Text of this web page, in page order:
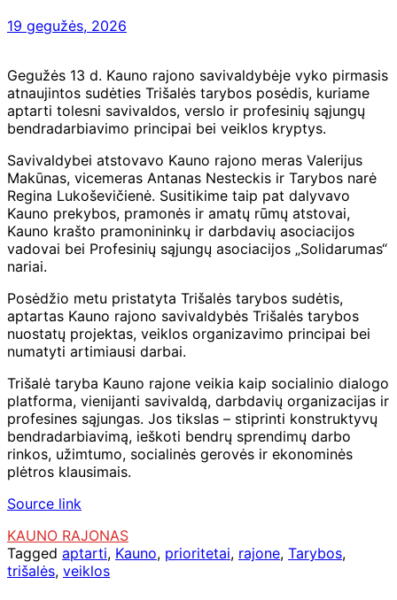
19 gegužės, 2026
Gegužės 13 d. Kauno rajono savivaldybėje vyko pirmasis
atnaujintos sudėties Trišalės tarybos posėdis, kuriame
aptarti tolesni savivaldos, verslo ir profesinių sąjungų
bendradarbiavimo principai bei veiklos kryptys.
Savivaldybei atstovavo Kauno rajono meras Valerijus
Makūnas, vicemeras Antanas Nesteckis ir Tarybos narė
Regina Lukoševičienė. Susitikime taip pat dalyvavo
Kauno prekybos, pramonės ir amatų rūmų atstovai,
Kauno krašto pramonininkų ir darbdavių asociacijos
vadovai bei Profesinių sąjungų asociacijos „Solidarumas“
nariai.
Posėdžio metu pristatyta Trišalės tarybos sudėtis,
aptartas Kauno rajono savivaldybės Trišalės tarybos
nuostatų projektas, veiklos organizavimo principai bei
numatyti artimiausi darbai.
Trišalė taryba Kauno rajone veikia kaip socialinio dialogo
platforma, vienijanti savivaldą, darbdavių organizacijas ir
profesines sąjungas. Jos tikslas – stiprinti konstruktyvų
bendradarbiavimą, ieškoti bendrų sprendimų darbo
rinkos, užimtumo, socialinės gerovės ir ekonominės
plėtros klausimais.
Source link
KAUNO RAJONAS
Tagged aptarti, Kauno, prioritetai, rajone, Tarybos,
trišalės, veiklos